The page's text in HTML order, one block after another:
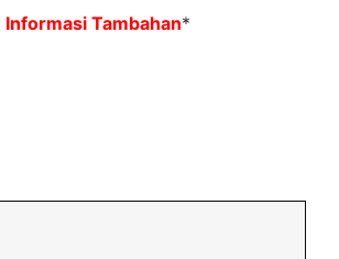
Informasi Tambahan*